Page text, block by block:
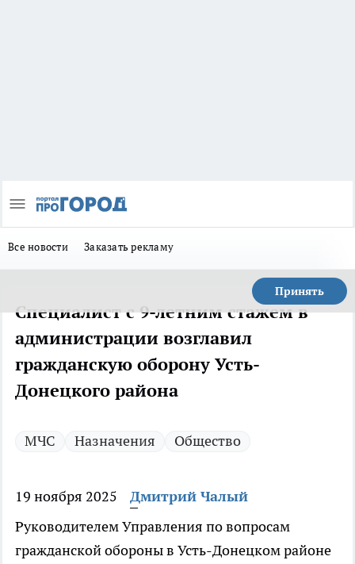
Все новости Заказать рекламу
Принять
Специалист с 9-летним стажем в
администрации возглавил
гражданскую оборону Усть-
Донецкого района
МЧС Назначения Общество
19 ноября 2025
Дмитрий Чалый
Руководителем Управления по вопросам
гражданской обороны в Усть-Донецком районе